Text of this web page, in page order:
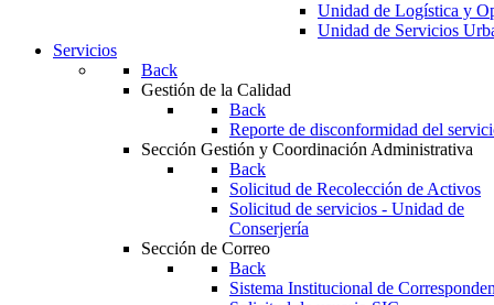
Unidad de Logística y
Unidad de Servicios
Servicios
Back
Gestión de la Calidad
Back
Reporte de disconformidad del
Sección Gestión y Coordinación Administrativa
Back
Solicitud de Recolección de Activos
Solicitud de servicios - Unidad de
Conserjería
Sección de Correo
Back
Sistema Institucional de